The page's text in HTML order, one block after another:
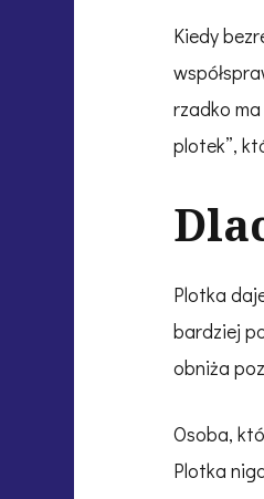
Kiedy
rzadko
plotek”,
Plotka
bardziej
obniża
Osoba,
Plotka